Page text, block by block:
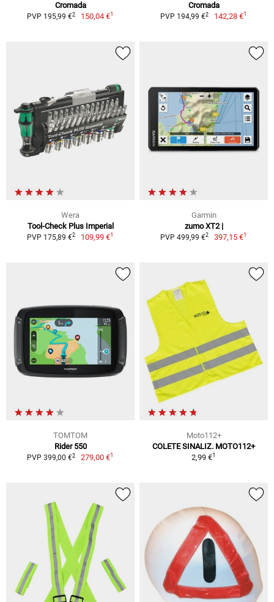
Cromada
PVP 195,99 €2 150,04 €1
Cromada
PVP 194,99 €2 142,28 €1
Wera
Tool-Check Plus Imperial
PVP 175,89 €2 109,99 €1
Garmin
zumo XT2 |
PVP 499,99 €2 397,15 €1
TOMTOM
Rider 550
PVP 399,00 €2 279,00 €1
Moto112+
COLETE SINALIZ. MOTO112+
2,99 €1